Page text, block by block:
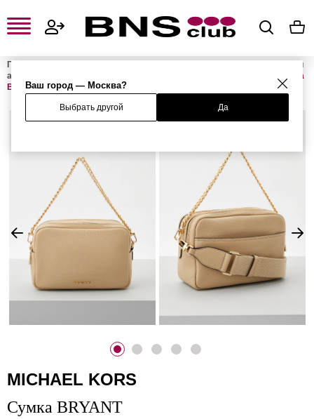
Ваш город — Москва?
Выбрать другой Да
Главная
Женские сумки и
аксессуары
Сумка
BRYANT
MICHAEL KORS
Сумка BRYANT